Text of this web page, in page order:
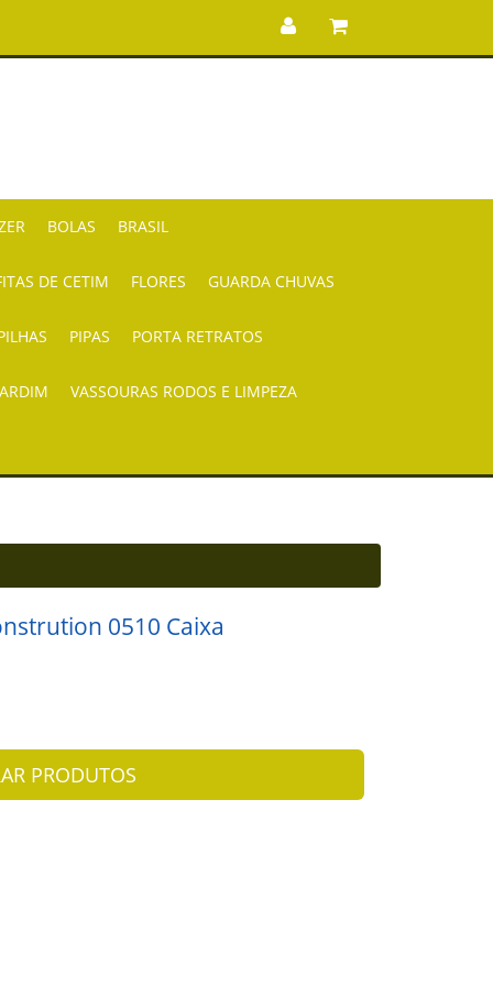
BOLAS BRASIL
DE CETIM FLORES GUARDA CHUVAS
PIPAS PORTA RETRATOS
VASSOURAS RODOS E LIMPEZA
0510 Caixa
PRODUTOS